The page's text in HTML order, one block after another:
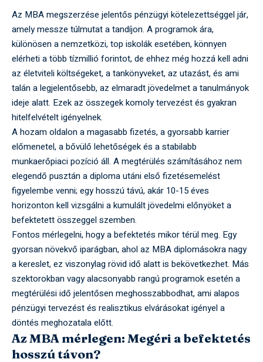
Az MBA megszerzése jelentős pénzügyi kötelezettséggel jár,
amely messze túlmutat a tandíjon. A programok ára,
különösen a nemzetközi, top iskolák esetében, könnyen
elérheti a több tízmillió forintot, de ehhez még hozzá kell adni
az életviteli költségeket, a tankönyveket, az utazást, és ami
talán a legjelentősebb, az elmaradt jövedelmet a tanulmányok
ideje alatt. Ezek az összegek komoly tervezést és gyakran
hitelfelvételt igényelnek.
A hozam oldalon a magasabb fizetés, a gyorsabb karrier
előmenetel, a bővülő lehetőségek és a stabilabb
munkaerőpiaci pozíció áll. A megtérülés számításához nem
elegendő pusztán a diploma utáni első fizetésemelést
figyelembe venni; egy hosszú távú, akár 10-15 éves
horizonton kell vizsgálni a kumulált jövedelmi előnyöket a
befektetett összeggel szemben.
Fontos mérlegelni, hogy a befektetés mikor térül meg. Egy
gyorsan növekvő iparágban, ahol az MBA diplomásokra nagy
a kereslet, ez viszonylag rövid idő alatt is bekövetkezhet. Más
szektorokban vagy alacsonyabb rangú programok esetén a
megtérülési idő jelentősen meghosszabbodhat, ami alapos
pénzügyi tervezést és realisztikus elvárásokat igényel a
döntés meghozatala előtt.
Az MBA mérlegen: Megéri a befektetés
hosszú távon?